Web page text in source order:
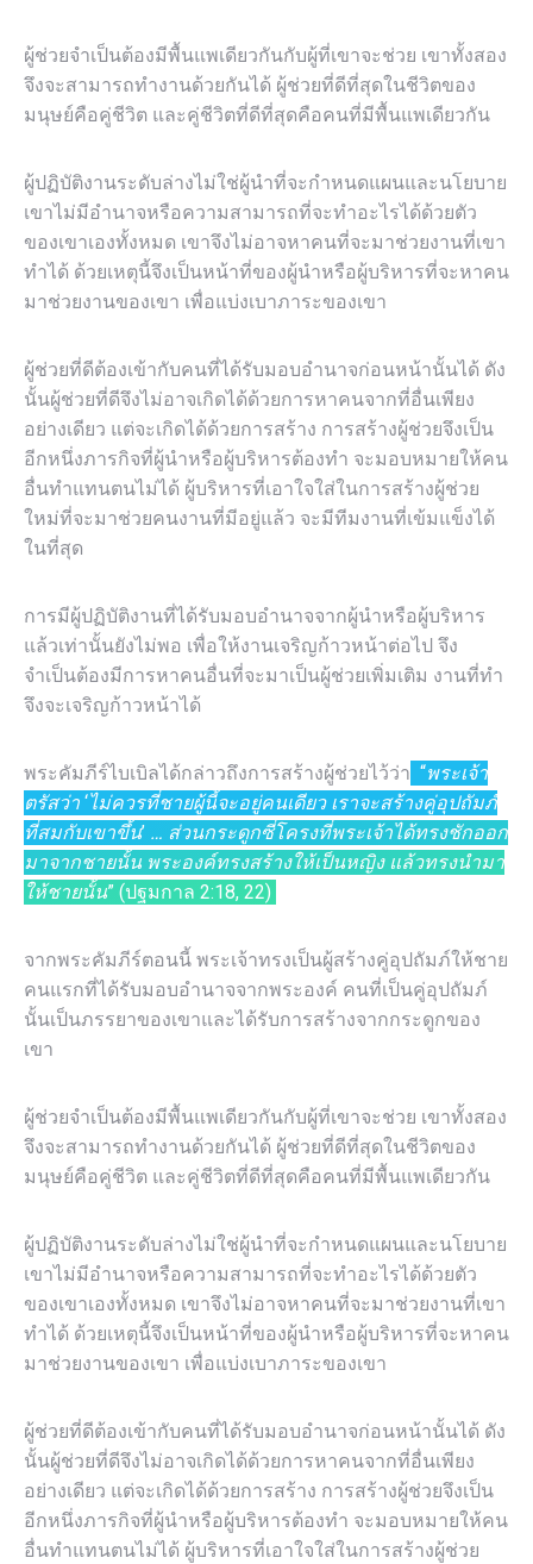
ผู้ช่วยจำเป็นต้องมีพื้นแพเดียวกันกับผู้ที่เขาจะช่วย เขาทั้งสอง
จึงจะสามารถทำงานด้วยกันได้ ผู้ช่วยที่ดีที่สุดในชีวิตของ
มนุษย์คือคู่ชีวิต และคู่ชีวิตที่ดีที่สุดคือคนที่มีพื้นแพเดียวกัน
ผู้ปฏิบัติงานระดับล่างไม่ใช่ผู้นำที่จะกำหนดแผนและนโยบาย
เขาไม่มีอำนาจหรือความสามารถที่จะทำอะไรได้ด้วยตัว
ของเขาเองทั้งหมด เขาจึงไม่อาจหาคนที่จะมาช่วยงานที่เขา
ทำได้ ด้วยเหตุนี้จึงเป็นหน้าที่ของผู้นำหรือผู้บริหารที่จะหาคน
มาช่วยงานของเขา เพื่อแบ่งเบาภาระของเขา
ผู้ช่วยที่ดีต้องเข้ากับคนที่ได้รับมอบอำนาจก่อนหน้านั้นได้ ดัง
นั้นผู้ช่วยที่ดีจึงไม่อาจเกิดได้ด้วยการหาคนจากที่อื่นเพียง
อย่างเดียว แต่จะเกิดได้ด้วยการสร้าง การสร้างผู้ช่วยจึงเป็น
อีกหนึ่งภารกิจที่ผู้นำหรือผู้บริหารต้องทำ จะมอบหมายให้คน
อื่นทำแทนตนไม่ได้ ผู้บริหารที่เอาใจใส่ในการสร้างผู้ช่วย
ใหม่ที่จะมาช่วยคนงานที่มีอยู่แล้ว จะมีทีมงานที่เข้มแข็งได้
ในที่สุด
การมีผู้ปฏิบัติงานที่ได้รับมอบอำนาจจากผู้นำหรือผู้บริหาร
แล้วเท่านั้นยังไม่พอ เพื่อให้งานเจริญก้าวหน้าต่อไป จึง
จำเป็นต้องมีการหาคนอื่นที่จะมาเป็นผู้ช่วยเพิ่มเติม งานที่ทำ
จึงจะเจริญก้าวหน้าได้
พระคัมภีร์ไบเบิลได้กล่าวถึงการสร้างผู้ช่วยไว้ว่า “พระเจ้า
ตรัสว่า ‘ไม่ควรที่ชายผู้นี้จะอยู่คนเดียว เราจะสร้างคู่อุปถัมภ์
ที่สมกับเขาขึ้น’ … ส่วนกระดูกซี่โครงที่พระเจ้าได้ทรงชักออก
มาจากชายนั้น พระองค์ทรงสร้างให้เป็นหญิง แล้วทรงนำมา
ให้ชายนั้น” (ปฐมกาล 2:18, 22)
จากพระคัมภีร์ตอนนี้ พระเจ้าทรงเป็นผู้สร้างคู่อุปถัมภ์ให้ชาย
คนแรกที่ได้รับมอบอำนาจจากพระองค์ คนที่เป็นคู่อุปถัมภ์
นั้นเป็นภรรยาของเขาและได้รับการสร้างจากกระดูกของ
เขา
ผู้ช่วยจำเป็นต้องมีพื้นแพเดียวกันกับผู้ที่เขาจะช่วย เขาทั้งสอง
จึงจะสามารถทำงานด้วยกันได้ ผู้ช่วยที่ดีที่สุดในชีวิตของ
มนุษย์คือคู่ชีวิต และคู่ชีวิตที่ดีที่สุดคือคนที่มีพื้นแพเดียวกัน
ผู้ปฏิบัติงานระดับล่างไม่ใช่ผู้นำที่จะกำหนดแผนและนโยบาย
เขาไม่มีอำนาจหรือความสามารถที่จะทำอะไรได้ด้วยตัว
ของเขาเองทั้งหมด เขาจึงไม่อาจหาคนที่จะมาช่วยงานที่เขา
ทำได้ ด้วยเหตุนี้จึงเป็นหน้าที่ของผู้นำหรือผู้บริหารที่จะหาคน
มาช่วยงานของเขา เพื่อแบ่งเบาภาระของเขา
ผู้ช่วยที่ดีต้องเข้ากับคนที่ได้รับมอบอำนาจก่อนหน้านั้นได้ ดัง
นั้นผู้ช่วยที่ดีจึงไม่อาจเกิดได้ด้วยการหาคนจากที่อื่นเพียง
อย่างเดียว แต่จะเกิดได้ด้วยการสร้าง การสร้างผู้ช่วยจึงเป็น
อีกหนึ่งภารกิจที่ผู้นำหรือผู้บริหารต้องทำ จะมอบหมายให้คน
อื่นทำแทนตนไม่ได้ ผู้บริหารที่เอาใจใส่ในการสร้างผู้ช่วย